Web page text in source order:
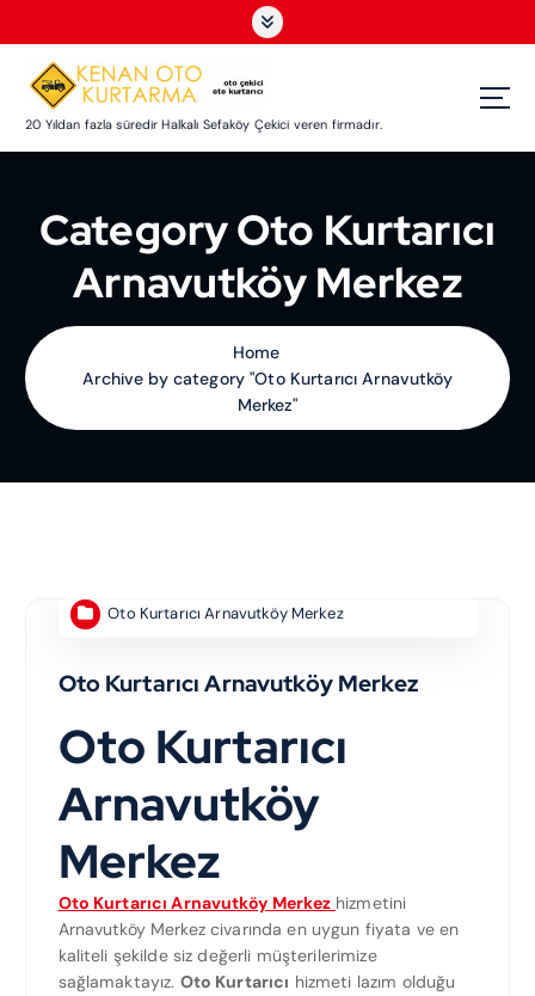
20 Yıldan fazla süredir Halkalı Sefaköy Çekici veren firmadır.
Category Oto Kurtarıcı
Arnavutköy Merkez
Home
Archive by category "Oto Kurtarıcı Arnavutköy
Merkez"
Oto Kurtarıcı Arnavutköy Merkez
Oto Kurtarıcı Arnavutköy Merkez
Oto Kurtarıcı
Arnavutköy
Merkez
Oto Kurtarıcı Arnavutköy Merkez hizmetini
Arnavutköy Merkez civarında en uygun fiyata ve en
kaliteli şekilde siz değerli müşterilerimize
sağlamaktayız. Oto Kurtarıcı hizmeti lazım olduğu